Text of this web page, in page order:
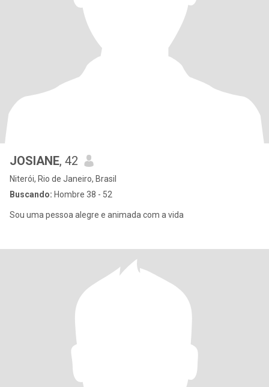
JOSIANE, 42
Niterói, Rio de Janeiro, Brasil
Buscando: Hombre 38 - 52
Sou uma pessoa alegre e animada com a vida